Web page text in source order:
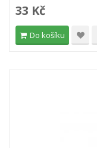
33 Kč
Do košíku